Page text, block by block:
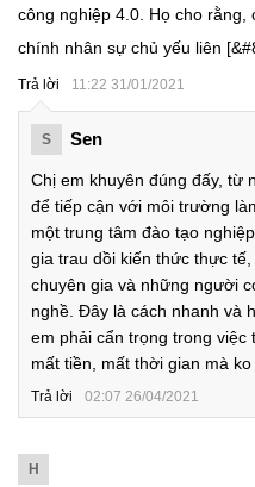
công nghiệp 4.0. Họ cho rằng,
chính nhân sự chủ yếu liên
Trả lời 11:22 31/01/2021
S Sen
Chị em khuyên đúng đấy, từ
để tiếp cận với môi trường
một trung tâm đào tạo
gia trau dồi kiến thức thực
chuyên gia và những người
nghề. Đây là cách nhanh và
em phải cẩn trọng trong
mất tiền, mất thời gian mà ko
Trả lời 02:07 26/04/2021
H